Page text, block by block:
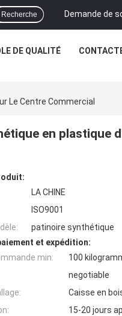
Demande de
Recherche
DE QUALITÉ
Le Centre Commercial
en plastique
LA CHINE
ISO9001
patinoire synthétique
et expédition:
min:
100
negotiable
Caisse en
15-20 jours